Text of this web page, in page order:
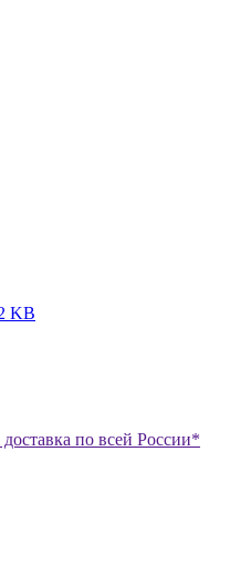
KB
по всей России*